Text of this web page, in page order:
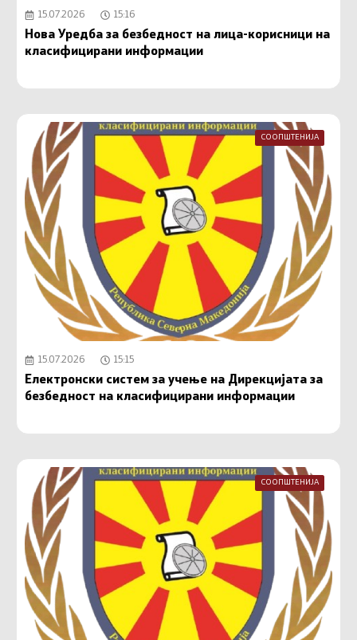
15.07.2026 15:16
Нова Уредба за безбедност на лица-корисници на
класифицирани информации
СООПШТЕНИЈА
15.07.2026 15:15
Електронски систем за учење на Дирекцијата за
безбедност на класифицирани информации
СООПШТЕНИЈА